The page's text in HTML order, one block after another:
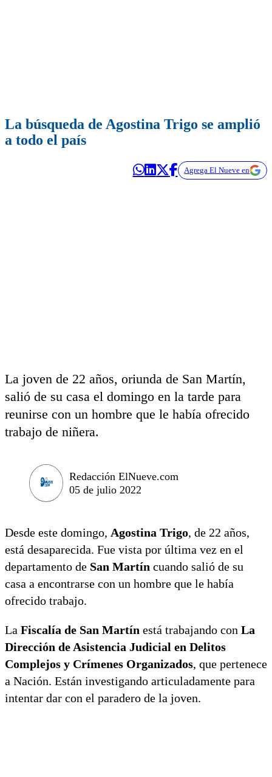
La búsqueda de Agostina Trigo se amplió
a todo el país
Agrega El Nueve en
La joven de 22 años, oriunda de San Martín,
salió de su casa el domingo en la tarde para
reunirse con un hombre que le había ofrecido
trabajo de niñera.
Redacción ElNueve.com
05 de julio 2022
Desde este domingo, Agostina Trigo, de 22 años,
está desaparecida. Fue vista por última vez en el
departamento de San Martín cuando salió de su
casa a encontrarse con un hombre que le había
ofrecido trabajo.
La Fiscalía de San Martín está trabajando con La
Dirección de Asistencia Judicial en Delitos
Complejos y Crímenes Organizados, que pertenece
a Nación. Están investigando articuladamente para
intentar dar con el paradero de la joven.